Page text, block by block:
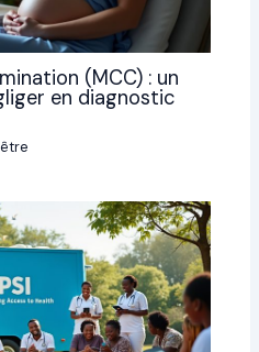
(MCC) : un
en diagnostic